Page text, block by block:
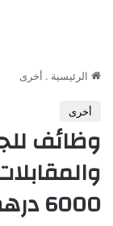
الرئيسية . أخرى
أخرى
وظائف
6000 درهم قدم الان